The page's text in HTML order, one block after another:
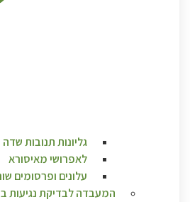
גליונות תנובות שדה
לאפרושי מאיסורא
עלונים ופרסומים שונים
המעבדה לבדיקת נגיעות במזון